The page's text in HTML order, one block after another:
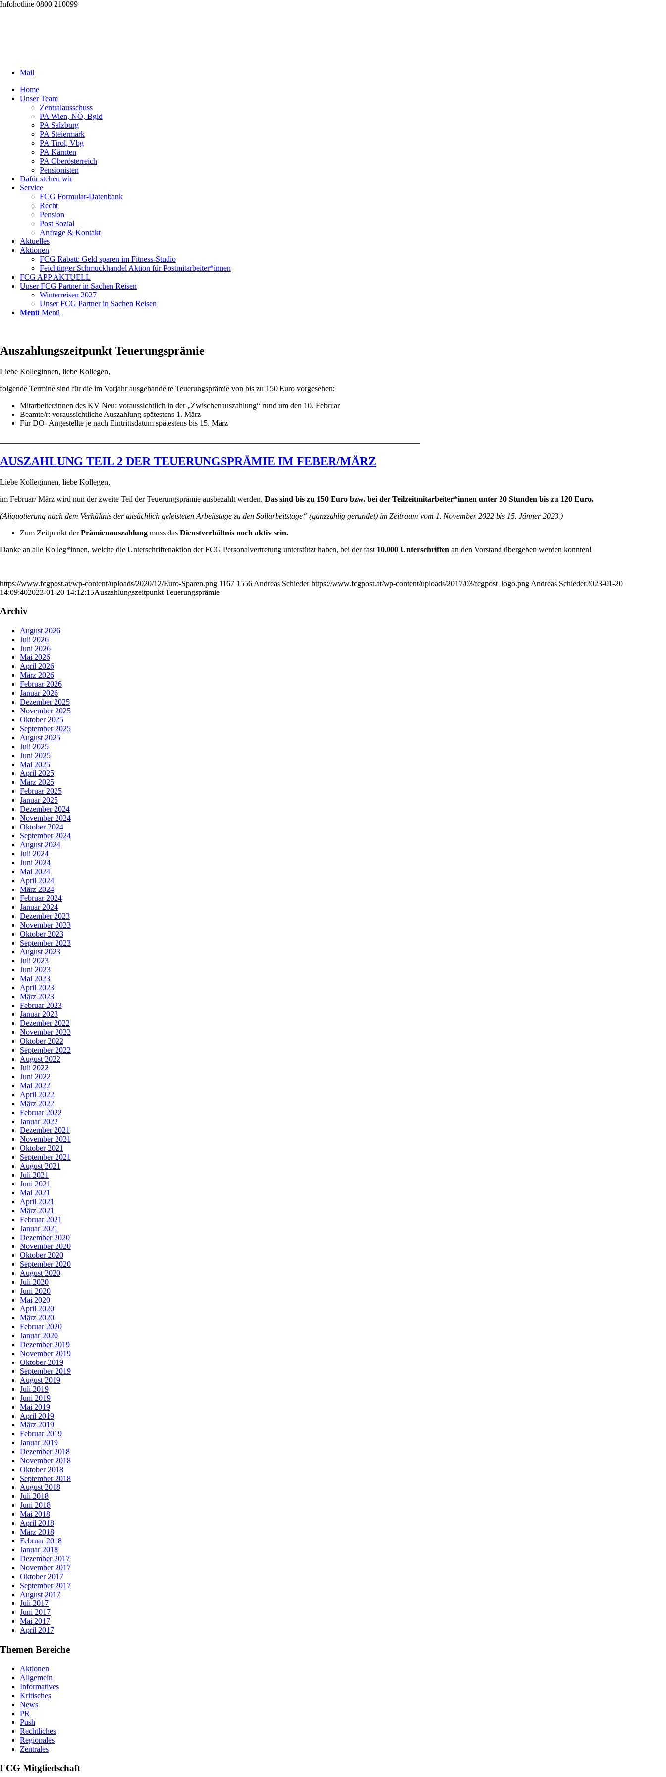
Infohotline 0800 210099
Mail
Home
Unser Team
Zentralausschuss
PA Wien, NÖ, Bgld
PA Salzburg
PA Steiermark
PA Tirol, Vbg
PA Kärnten
PA Oberösterreich
Pensionisten
Dafür stehen wir
Service
FCG Formular-Datenbank
Recht
Pension
Post Sozial
Anfrage & Kontakt
Aktuelles
Aktionen
FCG Rabatt: Geld sparen im Fitness-Studio
Feichtinger Schmuckhandel Aktion für Postmitarbeiter*innen
FCG APP AKTUELL
Unser FCG Partner in Sachen Reisen
Winterreisen 2027
Unser FCG Partner in Sachen Reisen
Menü Menü
Auszahlungszeitpunkt Teuerungsprämie
Liebe Kolleginnen, liebe Kollegen,
folgende Termine sind für die im Vorjahr ausgehandelte Teuerungsprämie von bis zu 150 Euro vorgesehen:
Mitarbeiter/innen des KV Neu: voraussichtlich in der „Zwischenauszahlung“ rund um den 10. Februar
Beamte/r: voraussichtliche Auszahlung spätestens 1. März
Für DO- Angestellte je nach Eintrittsdatum spätestens bis 15. März
AUSZAHLUNG TEIL 2 DER TEUERUNGSPRÄMIE IM FEBER/MÄRZ
Liebe Kolleginnen, liebe Kollegen,
im Februar/ März wird nun der zweite Teil der Teuerungsprämie ausbezahlt werden. Das sind bis zu 150 Euro bzw. bei der Teilzeitmitarbeiter*innen unter 20 Stunden bis zu 120 Euro.
(Aliquotierung nach dem Verhältnis der tatsächlich geleisteten Arbeitstage zu den Sollarbeitstage“ (ganzzahlig gerundet) im Zeitraum vom 1. November 2022 bis 15. Jänner 2023.)
Zum Zeitpunkt derPrämienauszahlung muss das Dienstverhältnis noch aktiv sein.
Danke an alle Kolleg*innen, welche die Unterschriftenaktion der FCG Personalvertretung unterstützt haben, bei der fast 10.000 Unterschriften an den Vorstand übergeben werden konnten!
https://www.fcgpost.at/wp-content/uploads/2020/12/Euro-Sparen.png 1167 1556 Andreas Schieder https://www.fcgpost.at/wp-content/uploads/2017/03/fcgpost_logo.png Andreas Schieder2023-01-20
14:09:402023-01-20 14:12:15Auszahlungszeitpunkt Teuerungsprämie
Archiv
August 2026
Juli 2026
Juni 2026
Mai 2026
April 2026
März 2026
Februar 2026
Januar 2026
Dezember 2025
November 2025
Oktober 2025
September 2025
August 2025
Juli 2025
Juni 2025
Mai 2025
April 2025
März 2025
Februar 2025
Januar 2025
Dezember 2024
November 2024
Oktober 2024
September 2024
August 2024
Juli 2024
Juni 2024
Mai 2024
April 2024
März 2024
Februar 2024
Januar 2024
Dezember 2023
November 2023
Oktober 2023
September 2023
August 2023
Juli 2023
Juni 2023
Mai 2023
April 2023
März 2023
Februar 2023
Januar 2023
Dezember 2022
November 2022
Oktober 2022
September 2022
August 2022
Juli 2022
Juni 2022
Mai 2022
April 2022
März 2022
Februar 2022
Januar 2022
Dezember 2021
November 2021
Oktober 2021
September 2021
August 2021
Juli 2021
Juni 2021
Mai 2021
April 2021
März 2021
Februar 2021
Januar 2021
Dezember 2020
November 2020
Oktober 2020
September 2020
August 2020
Juli 2020
Juni 2020
Mai 2020
April 2020
März 2020
Februar 2020
Januar 2020
Dezember 2019
November 2019
Oktober 2019
September 2019
August 2019
Juli 2019
Juni 2019
Mai 2019
April 2019
März 2019
Februar 2019
Januar 2019
Dezember 2018
November 2018
Oktober 2018
September 2018
August 2018
Juli 2018
Juni 2018
Mai 2018
April 2018
März 2018
Februar 2018
Januar 2018
Dezember 2017
November 2017
Oktober 2017
September 2017
August 2017
Juli 2017
Juni 2017
Mai 2017
April 2017
Themen Bereiche
Aktionen
Allgemein
Informatives
Kritisches
News
PR
Push
Rechtliches
Regionales
Zentrales
FCG Mitgliedschaft